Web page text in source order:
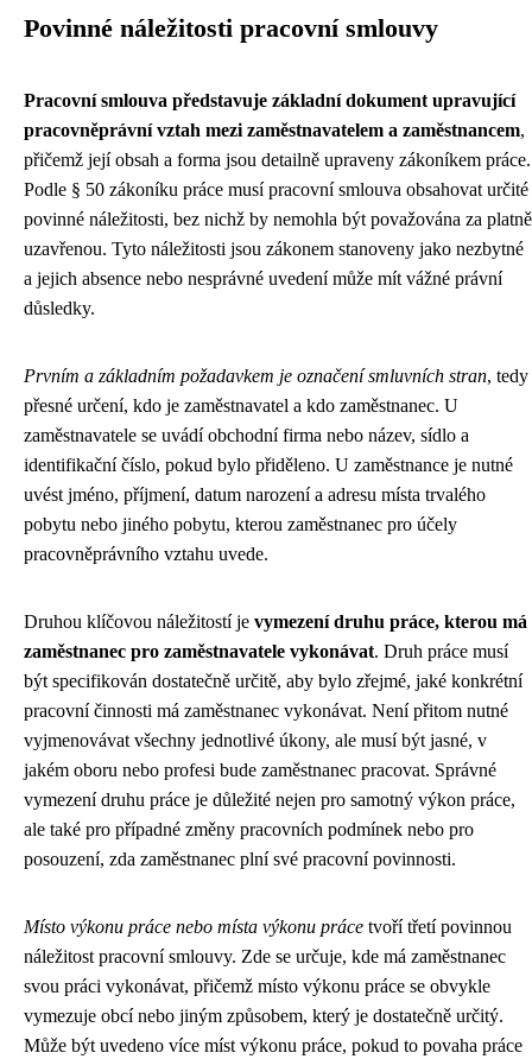
Povinné náležitosti pracovní smlouvy
Pracovní smlouva představuje základní dokument upravující
pracovněprávní vztah mezi zaměstnavatelem a zaměstnancem,
přičemž její obsah a forma jsou detailně upraveny zákoníkem práce.
Podle § 50 zákoníku práce musí pracovní smlouva obsahovat určité
povinné náležitosti, bez nichž by nemohla být považována za platně
uzavřenou. Tyto náležitosti jsou zákonem stanoveny jako nezbytné
a jejich absence nebo nesprávné uvedení může mít vážné právní
důsledky.
Prvním a základním požadavkem je označení smluvních stran, tedy
přesné určení, kdo je zaměstnavatel a kdo zaměstnanec. U
zaměstnavatele se uvádí obchodní firma nebo název, sídlo a
identifikační číslo, pokud bylo přiděleno. U zaměstnance je nutné
uvést jméno, příjmení, datum narození a adresu místa trvalého
pobytu nebo jiného pobytu, kterou zaměstnanec pro účely
pracovněprávního vztahu uvede.
Druhou klíčovou náležitostí je vymezení druhu práce, kterou má
zaměstnanec pro zaměstnavatele vykonávat. Druh práce musí
být specifikován dostatečně určitě, aby bylo zřejmé, jaké konkrétní
pracovní činnosti má zaměstnanec vykonávat. Není přitom nutné
vyjmenovávat všechny jednotlivé úkony, ale musí být jasné, v
jakém oboru nebo profesi bude zaměstnanec pracovat. Správné
vymezení druhu práce je důležité nejen pro samotný výkon práce,
ale také pro případné změny pracovních podmínek nebo pro
posouzení, zda zaměstnanec plní své pracovní povinnosti.
Místo výkonu práce nebo místa výkonu práce tvoří třetí povinnou
náležitost pracovní smlouvy. Zde se určuje, kde má zaměstnanec
svou práci vykonávat, přičemž místo výkonu práce se obvykle
vymezuje obcí nebo jiným způsobem, který je dostatečně určitý.
Může být uvedeno více míst výkonu práce, pokud to povaha práce